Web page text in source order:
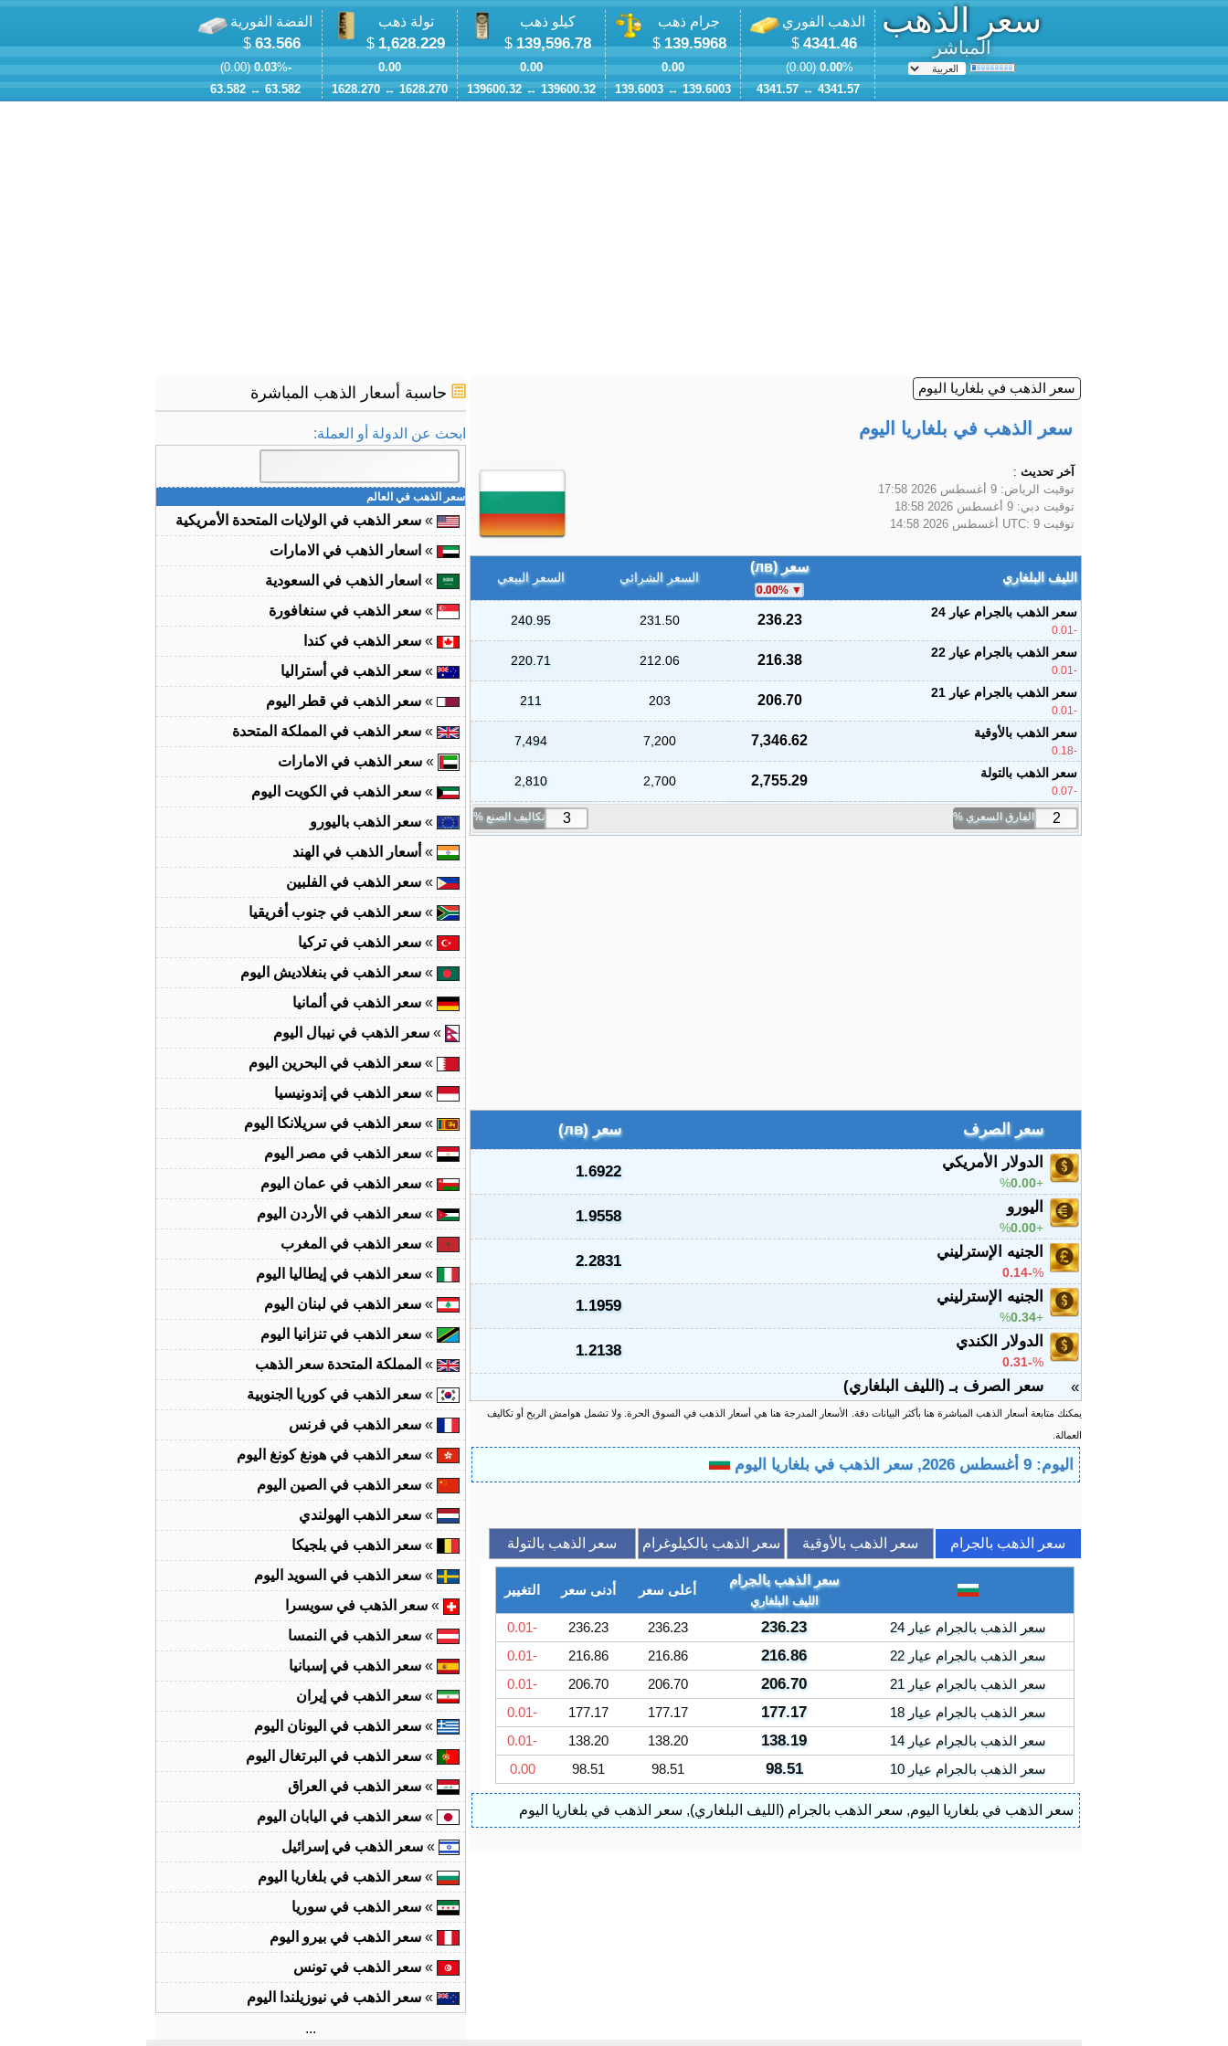
سعر الذهب
المباشر
الذهب الفوري
4341.46
$
0.00% (
0.00
)
4341.57
↔
4341.57
جرام ذهب
139.5968
$
0.00
139.6003
↔
139.6003
كيلو ذهب
139,596.78
$
0.00
139600.32
↔
139600.32
تولة ذهب
1,628.229
$
0.00
1628.270
↔
1628.270
الفضة الفورية
63.566
$
-0.03
% (
0.00
)
63.582
↔
63.582
سعر الذهب في بلغاريا اليوم
سعر الذهب في بلغاريا اليوم
آخر تحديث :
توقيت الرياض: 9 أغسطس 2026 17:58
توقيت دبي: 9 أغسطس 2026 18:58
توقيت UTC: 9 أغسطس 2026 14:58
الليف البلغاري
سعر (лв)
0.00%
السعر الشرائي السعر البيعي
سعر الذهب بالجرام عيار 24
-0.01
236.23
231.50
240.95
سعر الذهب بالجرام عيار 22
-0.01
216.38
212.06
220.71
سعر الذهب بالجرام عيار 21
-0.01
206.70
203
211
سعر الذهب بالأوقية
-0.18
7,346.62
7,200
7,494
سعر الذهب بالتولة
-0.07
2,755.29
2,700
2,810
الفارق السعري % تكاليف الصنع %
سعر الصرف
سعر (лв)
الدولار الأمريكي
%0.00
1.6922
اليورو
%0.00
1.9558
الجنيه الإسترليني
%
-0.14
2.2831
الجنيه الإسترليني
%0.34
1.1959
الدولار الكندي
%
-0.31
1.2138
» سعر الصرف بـ (الليف البلغاري)
يمكنك متابعة أسعار الذهب المباشرة هنا بأكثر البيانات دقة.
الأسعار المدرجة هنا هي أسعار الذهب في السوق الحرة. ولا تشمل هوامش الربح أو تكاليف
العمالة.
اليوم: 9 أغسطس 2026, سعر الذهب في بلغاريا اليوم
سعر الذهب بالجرام سعر الذهب بالأوقية سعر الذهب بالكيلوغرام سعر الذهب بالتولة
سعر الذهب بالجرام
الليف البلغاري
أعلى سعر أدنى سعر التغيير
سعر الذهب بالجرام عيار 24 236.23
236.23
236.23
-0.01
سعر الذهب بالجرام عيار 22
216.86
216.86
216.86
-0.01
سعر الذهب بالجرام عيار 21
206.70
206.70
206.70
-0.01
سعر الذهب بالجرام عيار 18
177.17
177.17
177.17
-0.01
سعر الذهب بالجرام عيار 14
138.19
138.20
138.20
-0.01
سعر الذهب بالجرام عيار 10
98.51
98.51
98.51
0.00
سعر الذهب في بلغاريا اليوم, سعر الذهب بالجرام (الليف البلغاري), سعر الذهب في بلغاريا اليوم
حاسبة أسعار الذهب المباشرة
ابحث عن الدولة أو العملة:
سعر الذهب في العالم
» سعر الذهب في الولايات المتحدة الأمريكية
» اسعار الذهب في الامارات
» اسعار الذهب في السعودية
» سعر الذهب في سنغافورة
» سعر الذهب في كندا
» سعر الذهب في أستراليا
» سعر الذهب في قطر اليوم
» سعر الذهب في المملكة المتحدة
» سعر الذهب في الامارات
» سعر الذهب في الكويت اليوم
» سعر الذهب باليورو
» أسعار الذهب في الهند
» سعر الذهب في الفلبين
» سعر الذهب في جنوب أفريقيا
» سعر الذهب في تركيا
» سعر الذهب في بنغلاديش اليوم
» سعر الذهب في ألمانيا
» سعر الذهب في نيبال اليوم
» سعر الذهب في البحرين اليوم
» سعر الذهب في إندونيسيا
» سعر الذهب في سريلانكا اليوم
» سعر الذهب في مصر اليوم
» سعر الذهب في عمان اليوم
» سعر الذهب في الأردن اليوم
» سعر الذهب في المغرب
» سعر الذهب في إيطاليا اليوم
» سعر الذهب في لبنان اليوم
» سعر الذهب في تنزانيا اليوم
» المملكة المتحدة سعر الذهب
» سعر الذهب في كوريا الجنوبية
» سعر الذهب في فرنس
» سعر الذهب في هونغ كونغ اليوم
» سعر الذهب في الصين اليوم
» سعر الذهب الهولندي
» سعر الذهب في بلجيكا
» سعر الذهب في السويد اليوم
» سعر الذهب في سويسرا
» سعر الذهب في النمسا
» سعر الذهب في إسبانيا
» سعر الذهب في إيران
» سعر الذهب في اليونان اليوم
» سعر الذهب في البرتغال اليوم
» سعر الذهب في العراق
» سعر الذهب في اليابان اليوم
» سعر الذهب في إسرائيل
» سعر الذهب في بلغاريا اليوم
» سعر الذهب في سوريا
» سعر الذهب في بيرو اليوم
» سعر الذهب في تونس
» سعر الذهب في نيوزيلندا اليوم
...